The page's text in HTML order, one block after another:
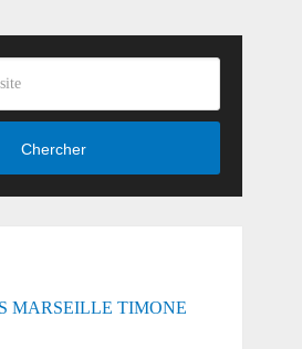
Chercher
MARSEILLE TIMONE